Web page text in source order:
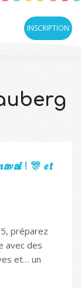
INSCRIPTION
! 🎊 𝒆𝙩
préparez
avec des
et… un